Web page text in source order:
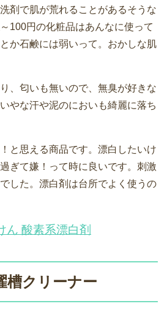
剤で肌が荒れることがあるそうな
100円の化粧品はあんなに使って
か石鹸には弱いって。おかしな肌
、匂いも無いので、無臭が好きな
やな汗や泥のにおいも綺麗に落ち
と思える商品です。漂白したいけ
ぎて嫌！って時に良いです。刺激
した。漂白剤は台所でよく使うの
ん 酸素系漂白剤
槽クリーナー